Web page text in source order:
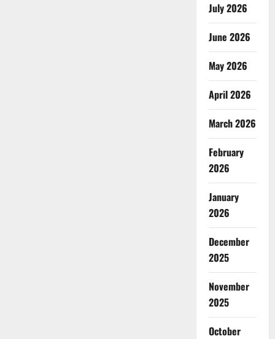
July 2026
June 2026
May 2026
April 2026
March 2026
February
2026
January
2026
December
2025
November
2025
October